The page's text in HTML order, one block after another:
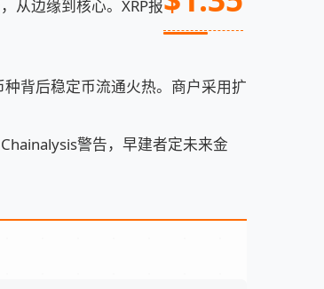
从边缘到核心。XRP报
种背后稳定币流通火热。商户采用扩
警告，早建者定未来金